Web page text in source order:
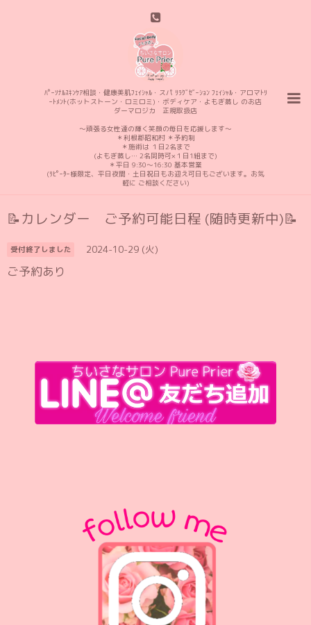
ﾊﾟｰｿﾅﾙｽｷﾝｹｱ相談・健康美肌ﾌｪｲｼｬﾙ・スパ ﾘﾗｸﾞｾﾞｰｼｮﾝ ﾌｪｲｼｬﾙ・アロマﾄﾘ
ｰﾄﾒﾝﾄ(ホットストーン・ロミロミ)・ボディケア・よもぎ蒸し のお店
ダーマロジカ 正規取扱店
〜頑張る女性達の輝く笑顔の毎日を応援します〜
＊利根郡昭和村 ＊予約制
＊施術は １日2名まで
(よもぎ蒸し… 2名同時可×１日1組まで)
＊平日 9:30〜16:30 基本営業
(ﾘﾋﾟｰﾀｰ様限定、平日夜間・土日祝日もお迎え可日もございます。お気
軽に ご相談ください)
📝カレンダー ご予約可能日程 (随時更新中)📝
受付終了しました 2024-10-29 (火)
ご予約あり